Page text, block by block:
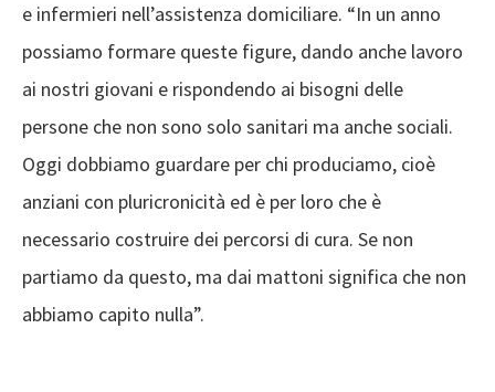
e infermieri nell’assistenza domiciliare. “In un anno
possiamo formare queste figure, dando anche lavoro
ai nostri giovani e rispondendo ai bisogni delle
persone che non sono solo sanitari ma anche sociali.
Oggi dobbiamo guardare per chi produciamo, cioè
anziani con pluricronicità ed è per loro che è
necessario costruire dei percorsi di cura. Se non
partiamo da questo, ma dai mattoni significa che non
abbiamo capito nulla”.